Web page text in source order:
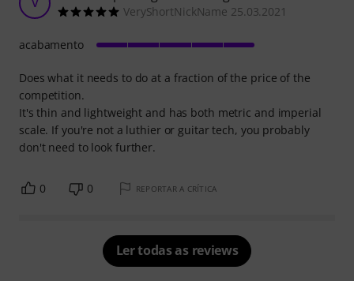
VeryShortNickName 25.03.2021
Does what it needs to do at a fraction of the price of the
competition.
It's thin and lightweight and has both metric and imperial
scale. If you're not a luthier or guitar tech, you probably
don't need to look further.
acabamento
0 0 REPORTAR A CRÍTICA
Ler todas as reviews